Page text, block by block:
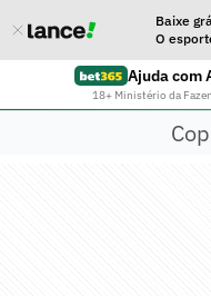
Baixe
O
Ajuda com
18+ Ministério da